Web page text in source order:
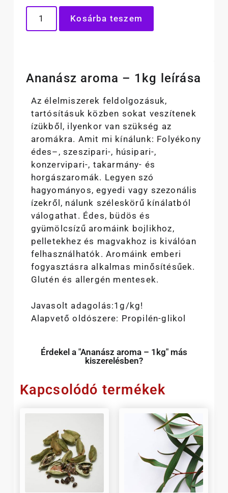
Kosárba teszem
Ananász aroma – 1kg leírása
Az élelmiszerek feldolgozásuk,
tartósításuk közben sokat veszítenek
ízükből, ilyenkor van szükség az
aromákra. Amit mi kínálunk: Folyékony
édes–, szeszipari-, húsipari-,
konzervipari-, takarmány- és
horgászaromák. Legyen szó
hagyományos, egyedi vagy szezonális
ízekről, nálunk széleskörű kínálatból
válogathat. Édes, büdös és
gyümölcsízű aromáink bojlikhoz,
pelletekhez és magvakhoz is kiválóan
felhasználhatók. Aromáink emberi
fogyasztásra alkalmas minősítésűek.
Glutén és allergén mentesek.
Javasolt adagolás:1g/kg!
Alapvető oldószere: Propilén-glikol
Érdekel a "Ananász aroma – 1kg" más
kiszerelésben?
Kapcsolódó termékek